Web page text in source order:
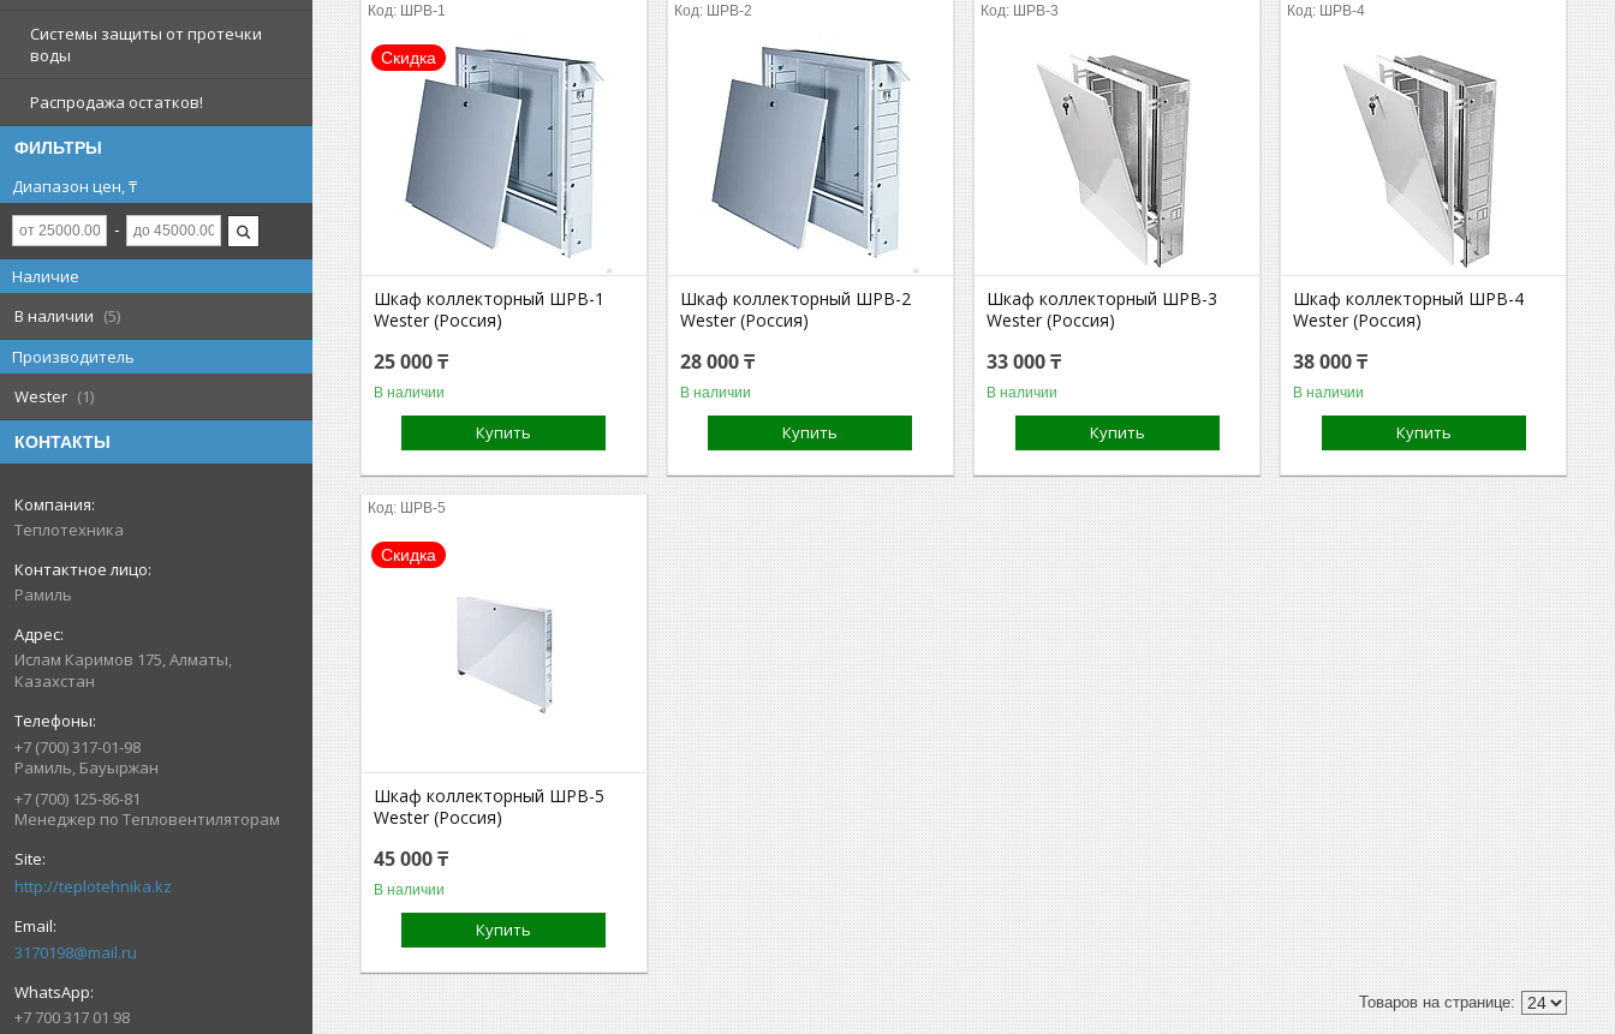
Системы защиты от протечки
воды
Распродажа остатков!
ФИЛЬТРЫ
Диапазон цен, ₸
Наличие
В наличии
5
Производитель
Wester
1
КОНТАКТЫ
Теплотехника
Рамиль
Ислам Каримов 175, Алматы,
Казахстан
+7 (700) 317-01-98
Рамиль, Бауыржан
+7 (700) 125-86-81
Менеджер по Тепловентиляторам
http://teplotehnika.kz
3170198@mail.ru
+7 700 317 01 98
ШРВ-1
Скидка
Шкаф коллекторный ШРВ-1
Wester (Россия)
25 000 ₸
В наличии
Купить
ШРВ-2
Шкаф коллекторный ШРВ-2
Wester (Россия)
28 000 ₸
В наличии
Купить
ШРВ-3
Шкаф коллекторный ШРВ-3
Wester (Россия)
33 000 ₸
В наличии
Купить
ШРВ-4
Шкаф коллекторный ШРВ-4
Wester (Россия)
38 000 ₸
В наличии
Купить
ШРВ-5
Скидка
Шкаф коллекторный ШРВ-5
Wester (Россия)
45 000 ₸
В наличии
Купить